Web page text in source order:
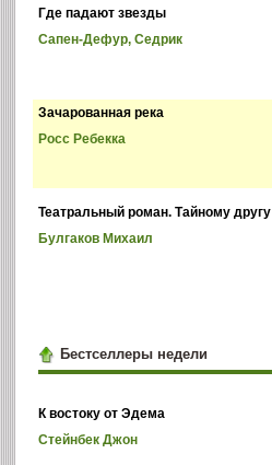
Где падают звезды
Сапен-Дефур, Седрик
Зачарованная река
Росс Ребекка
Театральный роман. Тайному другу
Булгаков Михаил
Бестселлеры недели
К востоку от Эдема
Стейнбек Джон